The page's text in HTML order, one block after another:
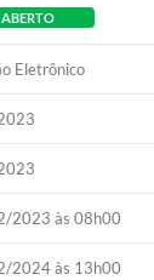
ABERTO
Eletrônico
2023 às 08h00
2024 às 13h00